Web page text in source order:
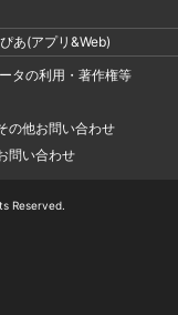
ぴあ(アプリ&Web)
タの利用・著作権等
の他お問い合わせ
問い合わせ
Reserved.